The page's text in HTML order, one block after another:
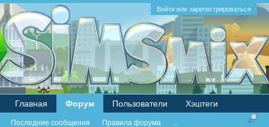
Войти или зарегистрироваться
Главная Форум
Последние сообщения Правила форума ...
Пользователи Хэштеги